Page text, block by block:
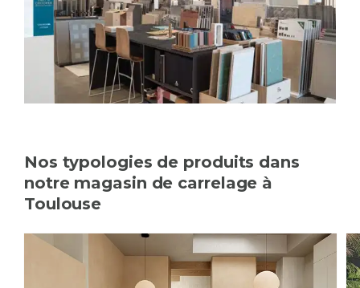
Nos typologies de produits dans
notre magasin de carrelage à
Toulouse